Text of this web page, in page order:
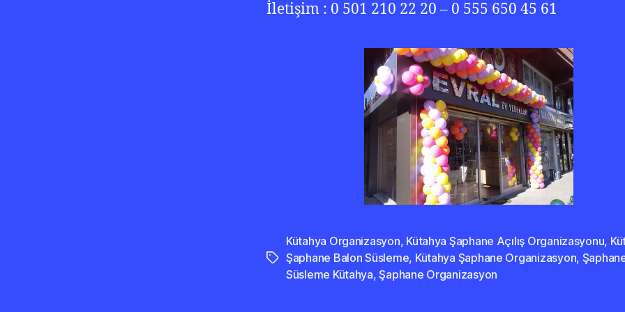
İletişim : 0 501 210 22 20 – 0 555 650 45 61
Etiketler
Kütahya Organizasyon, Kütahya Şaphane Açılış Organizasyonu,
Şaphane Balon Süsleme, Kütahya Şaphane Organizasyon,
Süsleme Kütahya,Şaphane Organizasyon